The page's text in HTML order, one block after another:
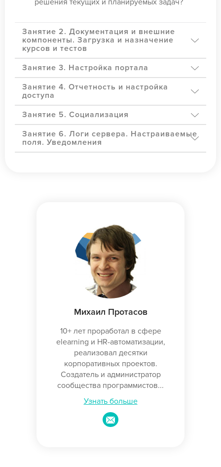
Занятие 2. Документация и внешние
компоненты. Загрузка и назначение
курсов и тестов
Занятие 3. Настройка портала
Занятие 4. Отчетность и настройка
доступа
Занятие 5. Социализация
Занятие 6. Логи сервера. Настраиваемые
поля. Уведомления
Михаил Протасов
10+ лет проработал в сфере
elearning и HR-автоматизации,
реализовал десятки
корпоративных проектов.
Создатель и администратор
сообщества программистов...
Узнать больше